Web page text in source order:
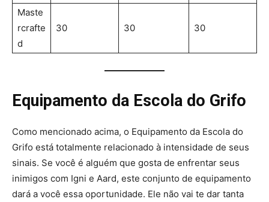
Maste
rcrafte
d
30 30 30
Equipamento da Escola do Grifo
Como mencionado acima, o Equipamento da Escola do
Grifo está totalmente relacionado à intensidade de seus
sinais. Se você é alguém que gosta de enfrentar seus
inimigos com Igni e Aard, este conjunto de equipamento
dará a você essa oportunidade. Ele não vai te dar tanta